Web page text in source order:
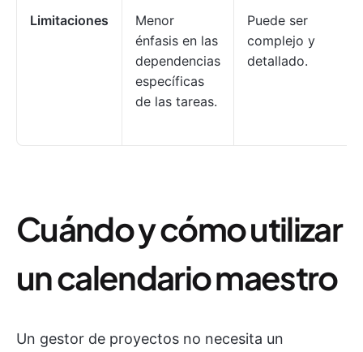
Limitaciones
Menor
énfasis en las
dependencias
específicas
de las tareas.
Puede ser
complejo y
detallado.
Cuándo y cómo utilizar
un calendario maestro
Un gestor de proyectos no necesita un